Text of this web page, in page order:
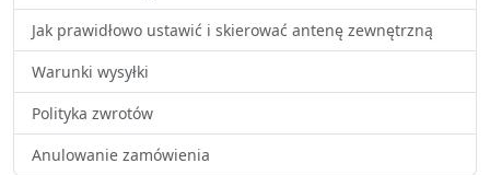
Jak prawidłowo ustawić i skierować antenę zewnętrzną
Warunki wysyłki
Polityka zwrotów
Anulowanie zamówienia